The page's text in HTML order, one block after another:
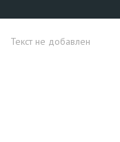
Текст не добавлен